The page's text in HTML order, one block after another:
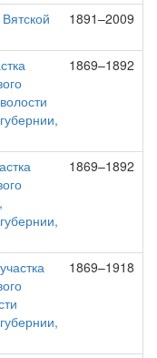
1891–2009
1869–1892
1869–1892
1869–1918